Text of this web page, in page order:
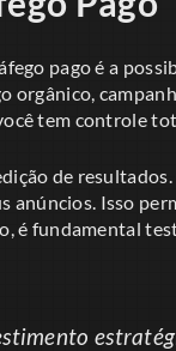
pago é a
orgânico,
tem controle
de
anúncios. Isso
é fundamental